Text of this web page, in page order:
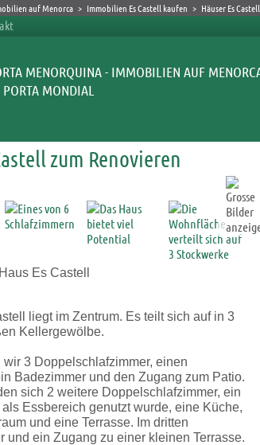
auf Menorca > Immobilien Es Castell kaufen > Häuser Es Castell
PORTA MONDIAL
zum Renovieren
Haus Es Castell
liegt im Zentrum. Es teilt sich auf in 3
Kellergewölbe.
wir 3 Doppelschlafzimmer, einen
Badezimmer und den Zugang zum Patio.
sich 2 weitere Doppelschlafzimmer, ein
Essbereich genutzt wurde, eine Küche,
und eine Terrasse. Im dritten
und ein Zugang zu einer kleinen Terrasse.